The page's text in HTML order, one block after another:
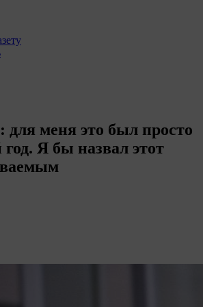
меня это был просто
Я бы назвал этот